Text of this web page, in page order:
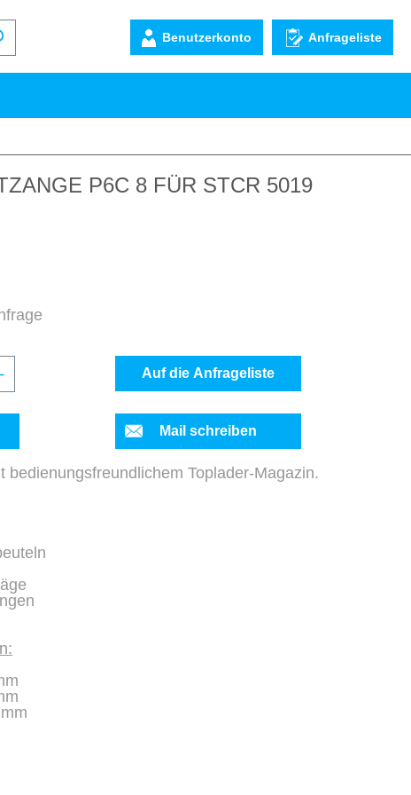
Benutzerkonto Anfrageliste
P6C 8 FÜR STCR 5019
den gewünschten Wert ein oder
Auf die Anfrageliste
Mail schreiben
bedienungsfreundlichem Toplader-Magazin.